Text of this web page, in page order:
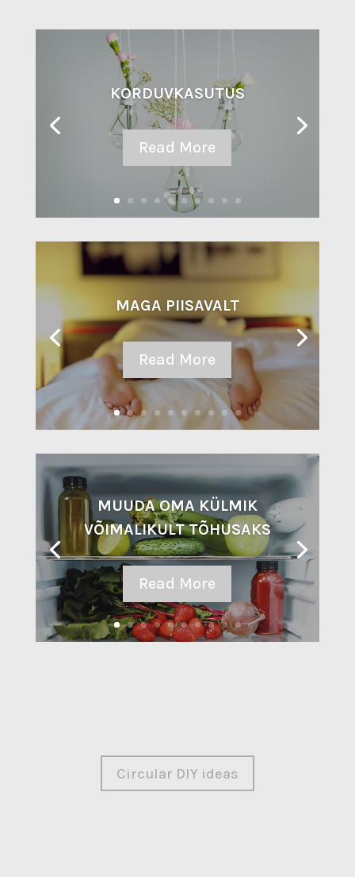
KORDUVKASUTUS
Read More
MAGA PIISAVALT
Read More
MUUDA OMA KÜLMIK
VÕIMALIKULT TÕHUSAKS
Read More
Circular DIY ideas